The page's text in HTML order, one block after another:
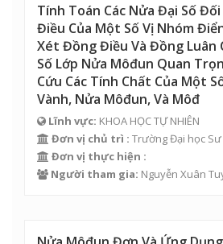
Tính Toán Các Nửa Đại Số
Điều Của Một Số Vị Nhóm
Xét Đồng Điều Và Đồng Luân
Số Lớp Nửa Môđun Quan
Cứu Các Tính Chất Của Một
Vành, Nửa Môđun, Và Môđ
Lĩnh vực: KHOA HỌC TỰ NHIÊN
Đơn vị chủ trì : Trường Đại học
Đơn vị thực hiện :
Người tham gia: Nguyễn Xuân